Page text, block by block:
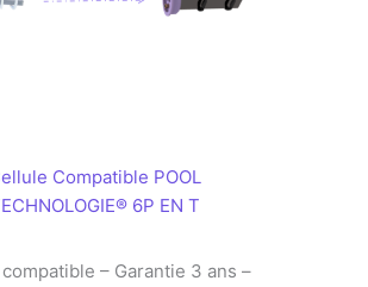
Compatible POOL
6P EN T
– Garantie 3 ans –